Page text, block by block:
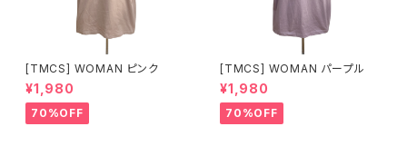
[TMCS] WOMAN ピンク
¥1,980
70%OFF
[TMCS] WOMAN パープル
¥1,980
70%OFF